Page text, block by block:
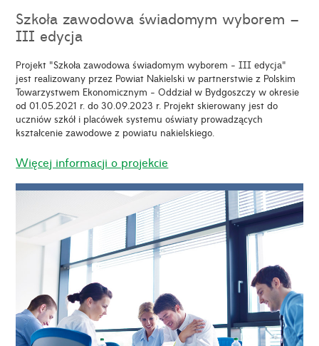
Szkoła zawodowa świadomym wyborem –
III edycja
Projekt "Szkoła zawodowa świadomym wyborem - III edycja"
jest realizowany przez Powiat Nakielski w partnerstwie z Polskim
Towarzystwem Ekonomicznym - Oddział w Bydgoszczy w okresie
od 01.05.2021 r. do 30.09.2023 r. Projekt skierowany jest do
uczniów szkół i placówek systemu oświaty prowadzących
kształcenie zawodowe z powiatu nakielskiego.
Więcej informacji o projekcie